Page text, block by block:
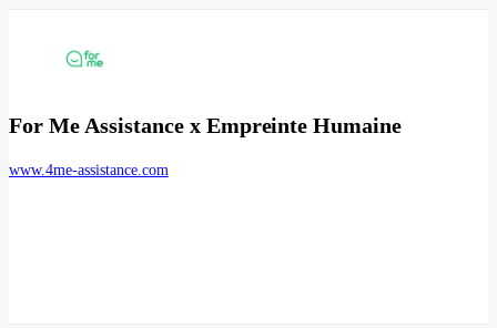
For Me Assistance x Empreinte Humaine
www.4me-assistance.com